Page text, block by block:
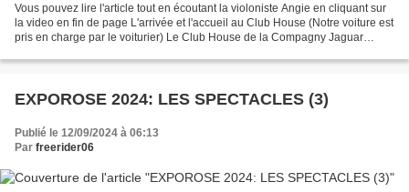
Vous pouvez lire l'article tout en écoutant la violoniste Angie en cliquant sur
la video en fin de page L'arrivée et l'accueil au Club House (Notre voiture est
pris en charge par le voiturier) Le Club House de la Compagny Jaguar
EXPOROSE 2024: LES SPECTACLES (3)
Publié le 12/09/2024 à 06:13
Par freerider06